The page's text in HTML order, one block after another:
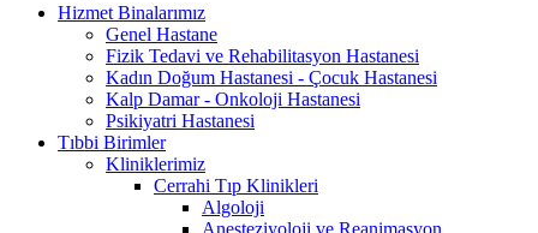
Hizmet Binalarımız
Genel Hastane
Fizik Tedavi ve Rehabilitasyon Hastanesi
Kadın Doğum Hastanesi - Çocuk Hastanesi
Kalp Damar - Onkoloji Hastanesi
Psikiyatri Hastanesi
Tıbbi Birimler
Kliniklerimiz
Cerrahi Tıp Klinikleri
Algoloji
Anesteziyoloji ve Reanimasyon